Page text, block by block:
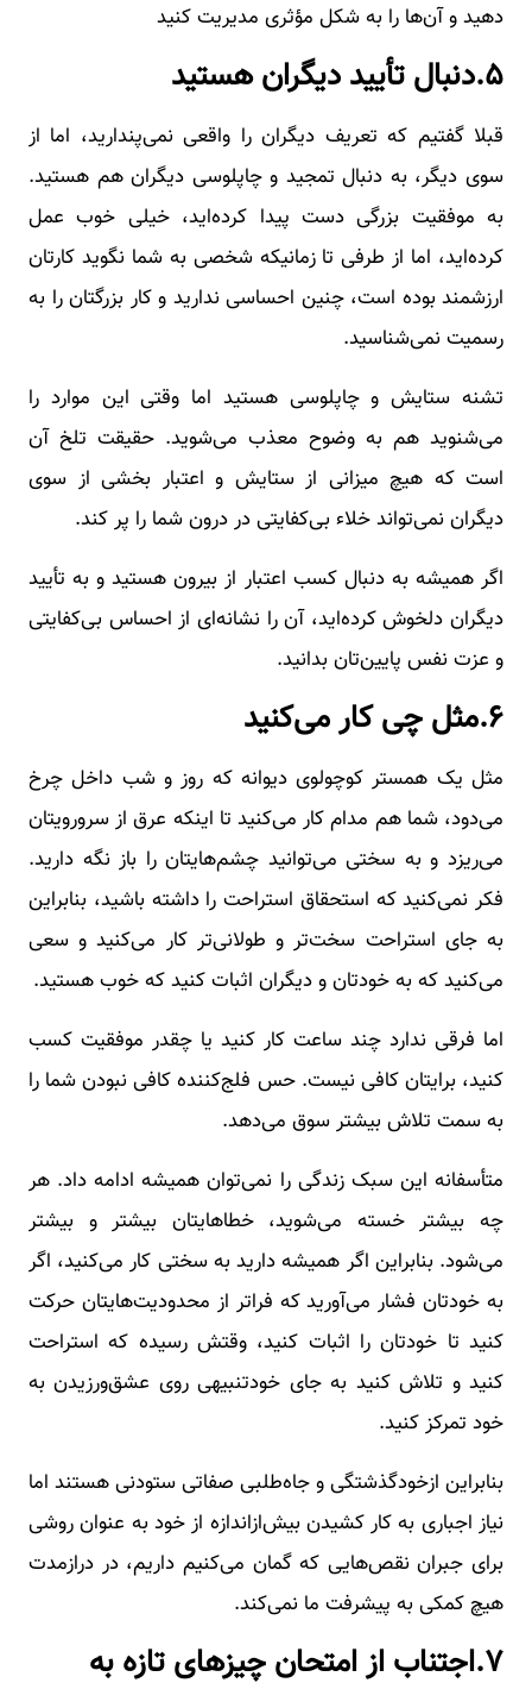
دهید و آن‌ها را به شکل مؤثری مدیریت کنید
۵.دنبال تأیید دیگران هستید
قبلا گفتیم که تعریف دیگران را واقعی نمی‌پندارید، اما از
سوی دیگر، به دنبال تمجید و چاپلوسی دیگران هم هستید.
به موفقیت بزرگی دست پیدا کرده‌اید، خیلی خوب عمل
کرده‌اید، اما از طرفی تا زمانیکه شخصی به شما نگوید کارتان
ارزشمند بوده است، چنین احساسی ندارید و کار بزرگتان را به
رسمیت نمی‌شناسید.
تشنه ستایش و چاپلوسی هستید اما وقتی این موارد را
می‌شنوید هم به وضوح معذب می‌شوید. حقیقت تلخ آن
است که هیچ میزانی از ستایش و اعتبار بخشی از سوی
دیگران نمی‌تواند خلاء بی‌کفایتی در درون شما را پر کند.
اگر همیشه به دنبال کسب اعتبار از بیرون هستید و به تأیید
دیگران دلخوش کرده‌اید، آن را نشانه‌ای از احساس بی‌کفایتی
و عزت نفس پایین‌تان بدانید.
۶.مثل چی کار می‌کنید
مثل یک همستر کوچولوی دیوانه که روز و شب داخل چرخ
می‌دود، شما هم مدام کار می‌کنید تا اینکه عرق از سرورویتان
می‌ریزد و به سختی می‌توانید چشم‌هایتان را باز نگه دارید.
فکر نمی‌کنید که استحقاق استراحت را داشته باشید، بنابراین
به جای استراحت سخت‌تر و طولانی‌تر کار می‌کنید و سعی
می‌کنید که به خودتان و دیگران اثبات کنید که خوب هستید.
اما فرقی ندارد چند ساعت کار کنید یا چقدر موفقیت کسب
کنید، برایتان کافی نیست. حس فلج‌کننده کافی نبودن شما را
به سمت تلاش بیشتر سوق می‌دهد.
متأسفانه این سبک زندگی را نمی‌توان همیشه ادامه داد. هر
چه بیشتر خسته می‌شوید، خطاهایتان بیشتر و بیشتر
می‌شود. بنابراین اگر همیشه دارید به سختی کار می‌کنید، اگر
به خودتان فشار می‌آورید که فراتر از محدودیت‌هایتان حرکت
کنید تا خودتان را اثبات کنید، وقتش رسیده که استراحت
کنید و تلاش کنید به جای خودتنبیهی روی عشق‌ورزیدن به
خود تمرکز کنید.
بنابراین ازخودگذشتگی و جاه‌طلبی صفاتی ستودنی هستند اما
نیاز اجباری به کار کشیدن بیش‌ازاندازه از خود به عنوان روشی
برای جبران نقص‌هایی که گمان می‌کنیم داریم، در درازمدت
هیچ کمکی به پیشرفت ما نمی‌کند.
۷.اجتناب از امتحان چیزهای تازه به